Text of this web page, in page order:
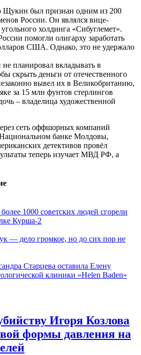
Щукин был признан одним из 200
России. Он являлся вице-
холдинга «Сибуглемет».
помогли олигарху заработать
США. Однако, это не удержало
планировал вкладывать в
скрыть деньги от отечественного
вывел их в Великобританию,
за 15 млн фунтов стерлингов
– владелица художественной
сеть оффшорных компаний
банке Молдовы,
детективов провёл
теперь изучает МВД РФ, а
1000 советских людей сгорели
Курша-2
— дело громкое, но до сих пор не
Старцева оставила Елену
клиники «Helen Baden»
Игоря Козлова
формы давления на